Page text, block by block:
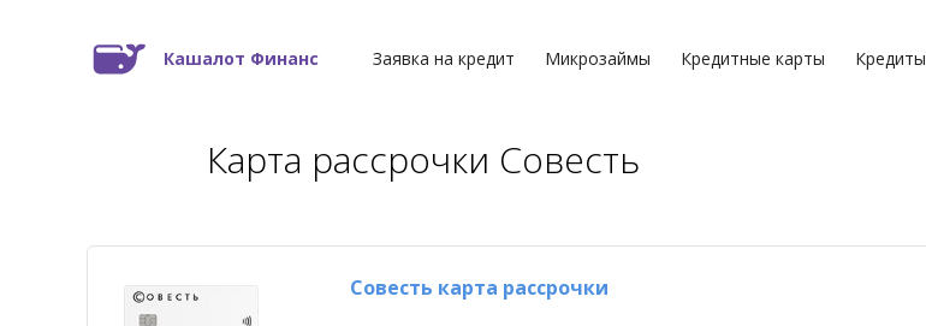
Кашалот Финанс Заявка на кредит Микрозаймы Кредитные карты Кредиты
Карта рассрочки Совесть
Совесть карта рассрочки